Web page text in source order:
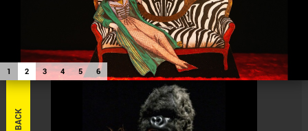
1 2 3 4 5 6
BACK